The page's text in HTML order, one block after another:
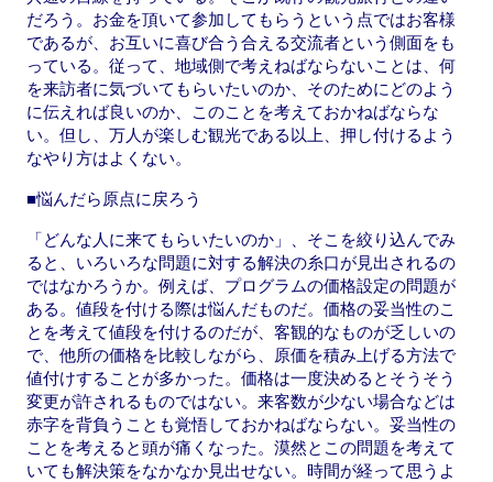
だろう。お金を頂いて参加してもらうという点ではお客様
であるが、お互いに喜び合う合える交流者という側面をも
っている。従って、地域側で考えねばならないことは、何
を来訪者に気づいてもらいたいのか、そのためにどのよう
に伝えれば良いのか、このことを考えておかねばならな
い。但し、万人が楽しむ観光である以上、押し付けるよう
なやり方はよくない。
■悩んだら原点に戻ろう
「どんな人に来てもらいたいのか」、そこを絞り込んでみ
ると、いろいろな問題に対する解決の糸口が見出されるの
ではなかろうか。例えば、プログラムの価格設定の問題が
ある。値段を付ける際は悩んだものだ。価格の妥当性のこ
とを考えて値段を付けるのだが、客観的なものが乏しいの
で、他所の価格を比較しながら、原価を積み上げる方法で
値付けすることが多かった。価格は一度決めるとそうそう
変更が許されるものではない。来客数が少ない場合などは
赤字を背負うことも覚悟しておかねばならない。妥当性の
ことを考えると頭が痛くなった。漠然とこの問題を考えて
いても解決策をなかなか見出せない。時間が経って思うよ